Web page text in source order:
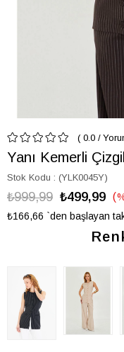
0.0 /
Yanı Kemerli
Stok Kodu (YLK0045Y)
₺999,99 ₺499,99
₺166,66 `den başlayan